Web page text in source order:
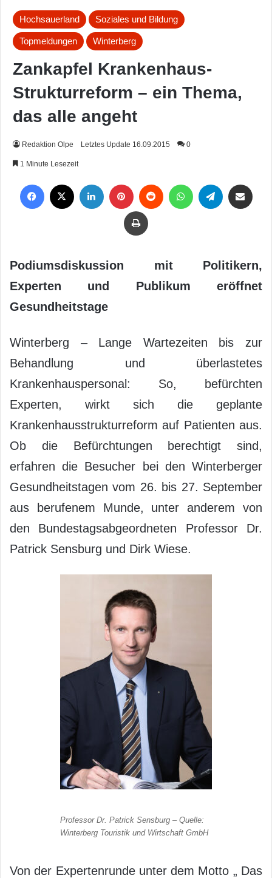
Hochsauerland Soziales und Bildung
Topmeldungen Winterberg
Zankapfel Krankenhaus-
Strukturreform – ein Thema,
das alle angeht
Redaktion Olpe Letztes Update 16.09.2015 0
1 Minute Lesezeit
Drucken
Podiumsdiskussion mit Politikern,
Experten und Publikum eröffnet
Gesundheitstage
Winterberg – Lange Wartezeiten bis zur
Behandlung und überlastetes
Krankenhauspersonal: So, befürchten
Experten, wirkt sich die geplante
Krankenhausstrukturreform auf Patienten aus.
Ob die Befürchtungen berechtigt sind,
erfahren die Besucher bei den Winterberger
Gesundheitstagen vom 26. bis 27. September
aus berufenem Munde, unter anderem von
den Bundestagsabgeordneten Professor Dr.
Patrick Sensburg und Dirk Wiese.
Professor Dr. Patrick Sensburg – Quelle:
Winterberg Touristik und Wirtschaft GmbH
Von der Expertenrunde unter dem Motto „ Das